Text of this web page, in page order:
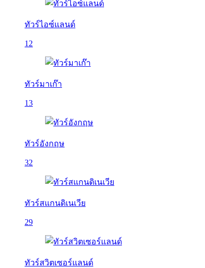
ทัวร์ไอซ์แลนด์
12
ทัวร์มาเก๊า
13
ทัวร์อังกฤษ
32
ทัวร์สแกนดิเนเวีย
29
ทัวร์สวิตเซอร์แลนด์